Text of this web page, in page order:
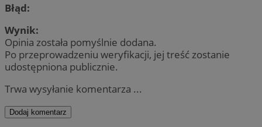
Błąd:
Wynik:
Opinia została pomyślnie dodana.
Po przeprowadzeniu weryfikacji, jej treść zostanie
udostępniona publicznie.
Trwa wysyłanie komentarza ...
Dodaj komentarz